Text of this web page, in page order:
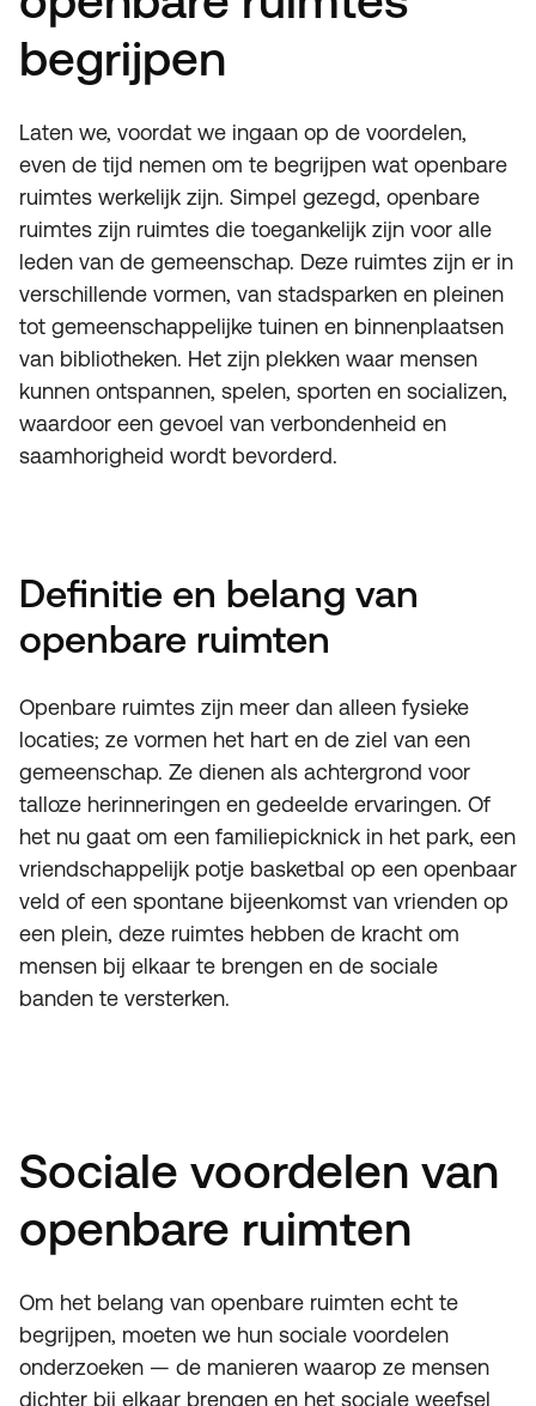
begrijpen
Laten we, voordat we ingaan op de voordelen,
even de tijd nemen om te begrijpen wat openbare
ruimtes werkelijk zijn. Simpel gezegd, openbare
ruimtes zijn ruimtes die toegankelijk zijn voor alle
leden van de gemeenschap. Deze ruimtes zijn er in
verschillende vormen, van stadsparken en pleinen
tot gemeenschappelijke tuinen en binnenplaatsen
van bibliotheken. Het zijn plekken waar mensen
kunnen ontspannen, spelen, sporten en socializen,
waardoor een gevoel van verbondenheid en
saamhorigheid wordt bevorderd.
Definitie en belang van
openbare ruimten
Openbare ruimtes zijn meer dan alleen fysieke
locaties; ze vormen het hart en de ziel van een
gemeenschap. Ze dienen als achtergrond voor
talloze herinneringen en gedeelde ervaringen. Of
het nu gaat om een familiepicknick in het park, een
vriendschappelijk potje basketbal op een openbaar
veld of een spontane bijeenkomst van vrienden op
een plein, deze ruimtes hebben de kracht om
mensen bij elkaar te brengen en de sociale
banden te versterken.
Sociale voordelen van
openbare ruimten
Om het belang van openbare ruimten echt te
begrijpen, moeten we hun sociale voordelen
onderzoeken — de manieren waarop ze mensen
dichter bij elkaar brengen en het sociale weefsel